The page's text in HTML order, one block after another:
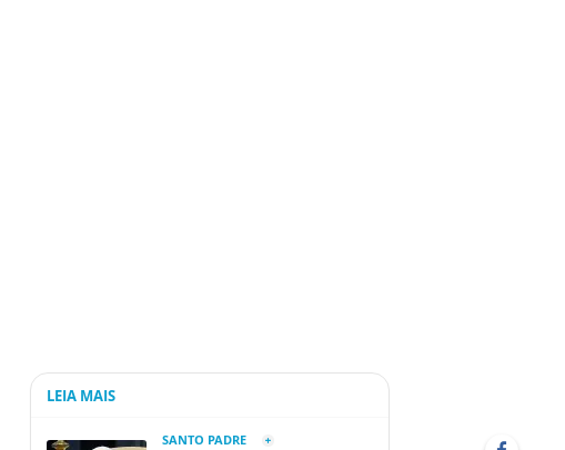
LEIA MAIS
SANTO PADRE